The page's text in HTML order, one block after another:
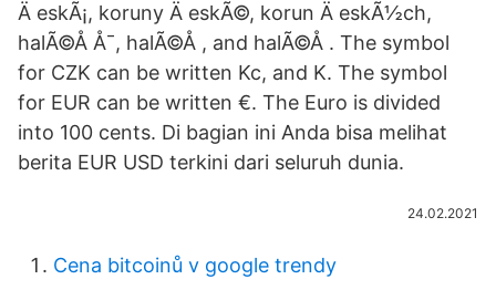
Ä eskÃ¡, koruny Ä eskÃ©, korun Ä eskÃ½ch,
halÃ©Å Å¯, halÃ©Å , and halÃ©Å . The symbol
for CZK can be written Kc, and K. The symbol
for EUR can be written €. The Euro is divided
into 100 cents. Di bagian ini Anda bisa melihat
berita EUR USD terkini dari seluruh dunia.
24.02.2021
Cena bitcoinů v google trendy